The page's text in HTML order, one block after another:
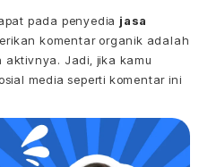
pada penyedia jasa
komentar organik adalah
aktivnya. Jadi, jika kamu
media seperti komentar ini